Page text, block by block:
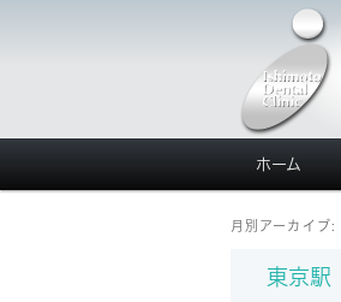
ホーム
月別アーカイブ:
東京駅